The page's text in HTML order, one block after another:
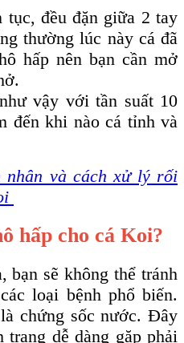
tục, đều đặn giữa 2 tay
thường lúc này cá đã
hấp nên bạn cần mở
vậy với tần suất 10
đến khi nào cá tỉnh và
nhân và cách xử lý rối
hấp cho cá Koi?
sẽ không thể tránh
loại bệnh phổ biến.
chứng sốc nước. Đây
dễ dàng gặp phải